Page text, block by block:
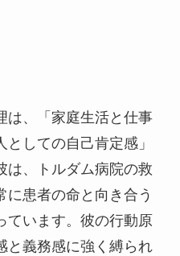
は、「家庭生活と仕事
しての自己肯定感」
は、トルダム病院の救
に患者の命と向き合う
ています。彼の行動原
と義務感に強く縛られ